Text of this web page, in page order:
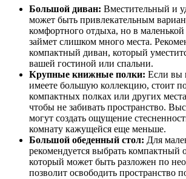
Большой диван: Вместительный и
может быть привлекательным
комфортного отдыха, но в маленькой
займет слишком много места.
компактный диван, который
вашей гостиной или спальни.
Крупные книжные полки: Если вы
имеете большую коллекцию, стоит
компактных полках или других
чтобы не забивать пространство.
могут создать ощущение
комнату кажущейся еще меньше.
Большой обеденный стол: Для
рекомендуется выбрать компактный
который может быть разложен по
позволит освободить пространство